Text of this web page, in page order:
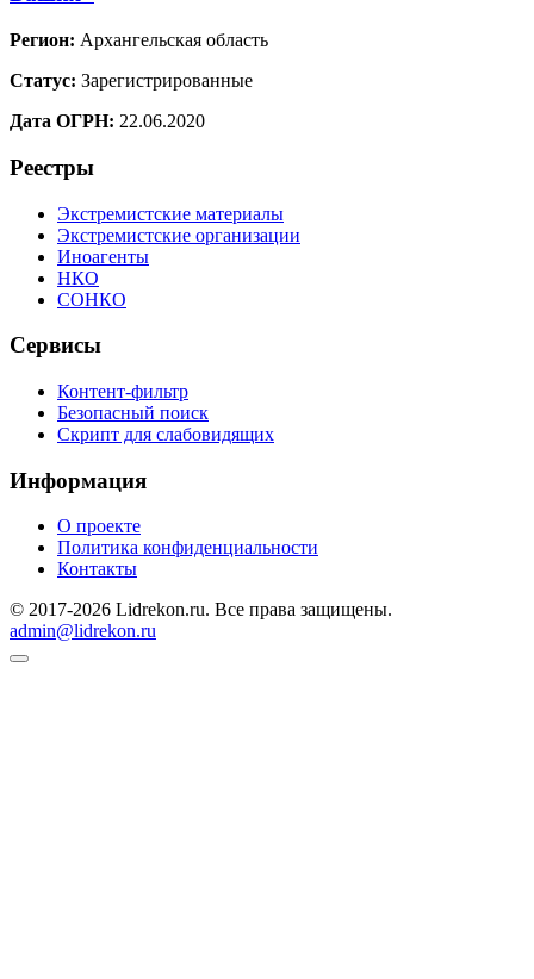
Регион: Архангельская область
Статус: Зарегистрированные
Дата ОГРН: 22.06.2020
Реестры
Экстремистские материалы
Экстремистские организации
Иноагенты
НКО
СОНКО
Сервисы
Контент-фильтр
Безопасный поиск
Скрипт для слабовидящих
Информация
О проекте
Политика конфиденциальности
Контакты
© 2017-2026 Lidrekon.ru. Все права защищены.
admin@lidrekon.ru